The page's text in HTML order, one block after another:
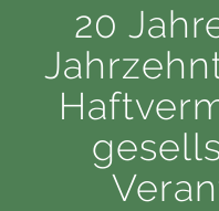
20